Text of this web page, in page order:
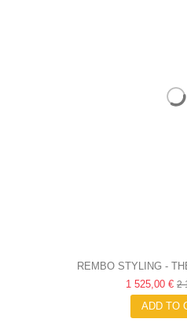
REMBO STYLING -
1 525,00 € 2
ADD TO